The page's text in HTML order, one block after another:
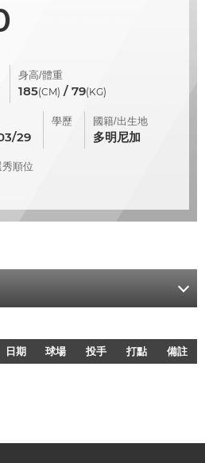
身高/體重
185(CM) / 79(KG)
29
學歷 國籍/出生地
多明尼加
秀順位
日期 球場 投手 打點 備註